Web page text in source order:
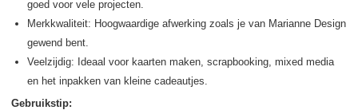
goed voor vele projecten.
Merkkwaliteit: Hoogwaardige afwerking zoals je van Marianne Design
gewend bent.
Veelzijdig: Ideaal voor kaarten maken, scrapbooking, mixed media
en het inpakken van kleine cadeautjes.
Gebruikstip: